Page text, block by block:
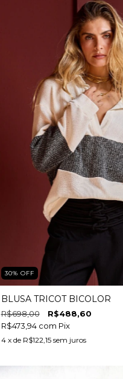
30% OFF
BLUSA TRICOT BICOLOR
R$698,00
R$488,60
R$473,94 com Pix
4 x de R$122,15 sem juros